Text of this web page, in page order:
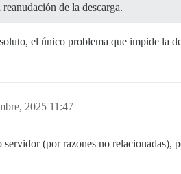
de la descarga.
el único problema que impide la
2025 11:47
(por razones no relacionadas),